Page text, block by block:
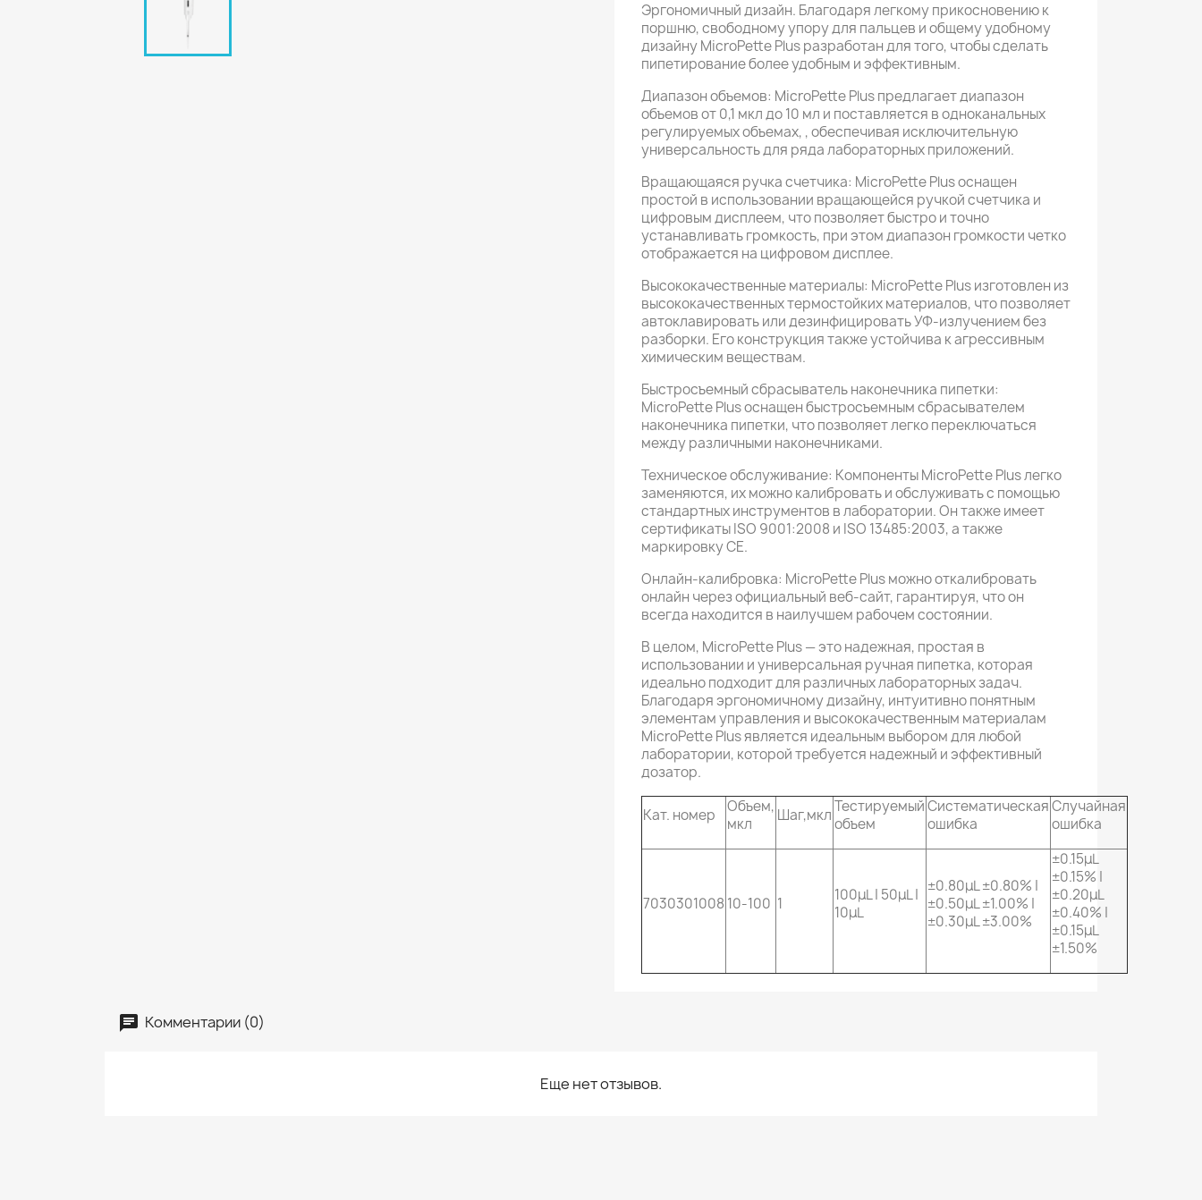
Эргономичный дизайн. Благодаря легкому прикосновению к
поршню, свободному упору для пальцев и общему удобному
дизайну MicroPette Plus разработан для того, чтобы сделать
пипетирование более удобным и эффективным.
Диапазон объемов: MicroPette Plus предлагает диапазон
объемов от 0,1 мкл до 10 мл и поставляется в одноканальных
регулируемых объемах, , обеспечивая исключительную
универсальность для ряда лабораторных приложений.
Вращающаяся ручка счетчика: MicroPette Plus оснащен
простой в использовании вращающейся ручкой счетчика и
цифровым дисплеем, что позволяет быстро и точно
устанавливать громкость, при этом диапазон громкости четко
отображается на цифровом дисплее.
Высококачественные материалы: MicroPette Plus изготовлен из
высококачественных термостойких материалов, что позволяет
автоклавировать или дезинфицировать УФ-излучением без
разборки. Его конструкция также устойчива к агрессивным
химическим веществам.
Быстросъемный сбрасыватель наконечника пипетки:
MicroPette Plus оснащен быстросъемным сбрасывателем
наконечника пипетки, что позволяет легко переключаться
между различными наконечниками.
Техническое обслуживание: Компоненты MicroPette Plus легко
заменяются, их можно калибровать и обслуживать с помощью
стандартных инструментов в лаборатории. Он также имеет
сертификаты ISO 9001:2008 и ISO 13485:2003, а также
маркировку CE.
Онлайн-калибровка: MicroPette Plus можно откалибровать
онлайн через официальный веб-сайт, гарантируя, что он
всегда находится в наилучшем рабочем состоянии.
В целом, MicroPette Plus — это надежная, простая в
использовании и универсальная ручная пипетка, которая
идеально подходит для различных лабораторных задач.
Благодаря эргономичному дизайну, интуитивно понятным
элементам управления и высококачественным материалам
MicroPette Plus является идеальным выбором для любой
лаборатории, которой требуется надежный и эффективный
дозатор.
Кат. номер
Объем,
мкл
Шаг,мклТестируемый
объем
Систематическая
ошибка
Случайная
ошибка
7030301008 10-100 1
100μL | 50μL |
10μL
±0.80μL ±0.80% |
±0.50μL ±1.00% |
±0.30μL ±3.00%
±0.15μL
±0.15% |
±0.20μL
±0.40% |
±0.15μL
±1.50%
Комментарии (0)
Еще нет отзывов.